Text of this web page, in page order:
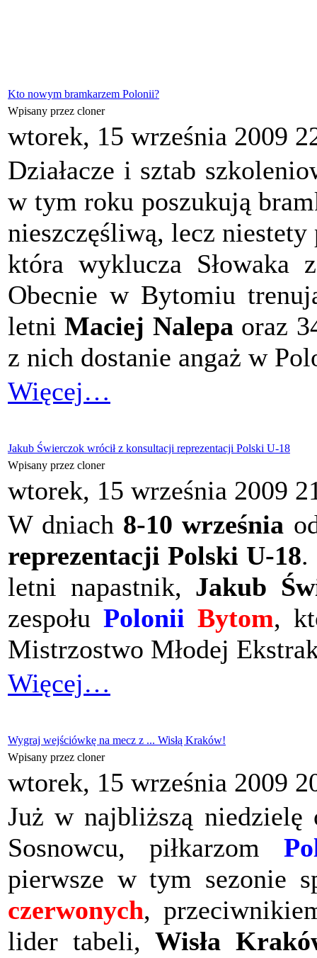
Kto nowym bramkarzem Polonii?
Wpisany przez cloner
wtorek, 15 września 2009
Działacze i sztab
w tym roku poszukują
nieszczęśliwą, lecz
która wyklucza
Obecnie w Bytomiu
letniMaciej Nalepaoraz
z nich dostanie angaż w
Więcej…
Jakub Świerczok wrócił z konsultacji reprezentacji Polski U-18
Wpisany przez cloner
wtorek, 15 września 2009
W dniach 8-10 września
reprezentacji Polski U-18.
letni napastnik, Jakub
zespołuPolonii Bytom,
Mistrzostwo Młodej
Więcej…
Wygraj wejściówkę na mecz z ... Wisłą Kraków!
Wpisany przez cloner
wtorek, 15 września 2009
Już w najbliższą
Sosnowcu, piłkarzom
pierwsze w tym sezonie
czerwonych,
lider tabeli,Wisła